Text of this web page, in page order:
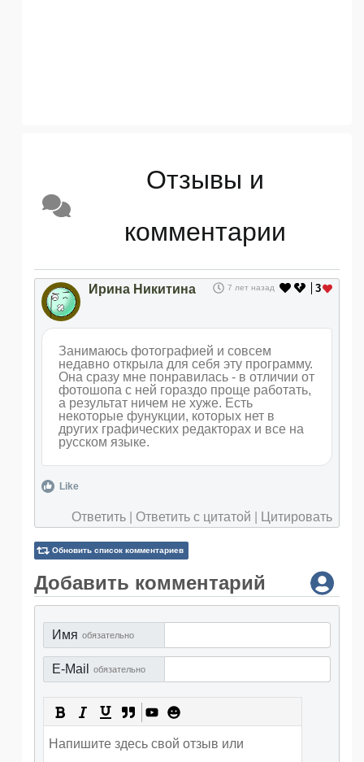
Отзывы и
комментарии
3
Ирина Никитина 7 лет назад
Занимаюсь фотографией и совсем
недавно открыла для себя эту программу.
Она сразу мне понравилась - в отличии от
фотошопа с ней гораздо проще работать,
а результат ничем не хуже. Есть
некоторые фунукции, которых нет в
других графических редакторах и все на
русском языке.
Like
Ответить Ответить с цитатой Цитировать
Обновить список комментариев
Добавить комментарий
Имя обязательно
E-Mail обязательно